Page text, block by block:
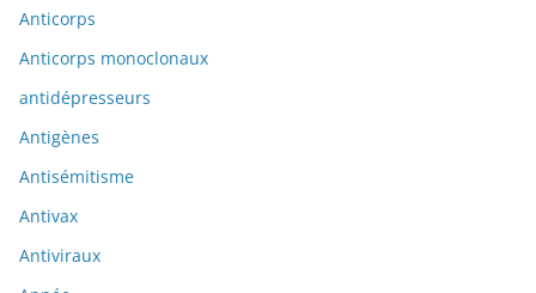
Anticorps
Anticorps monoclonaux
antidépresseurs
Antigènes
Antisémitisme
Antivax
Antiviraux